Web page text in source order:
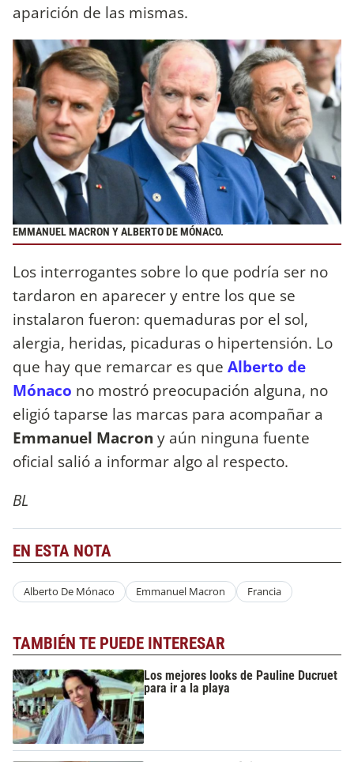
aparición de las mismas.
EMMANUEL MACRON Y ALBERTO DE MÓNACO.
Los interrogantes sobre lo que podría ser no
tardaron en aparecer y entre los que se
instalaron fueron: quemaduras por el sol,
alergia, heridas, picaduras o hipertensión. Lo
que hay que remarcar es que Alberto de
Mónaco no mostró preocupación alguna, no
eligió taparse las marcas para acompañar a
Emmanuel Macron y aún ninguna fuente
oficial salió a informar algo al respecto.
BL
EN ESTA NOTA
Alberto De Mónaco Emmanuel Macron Francia
TAMBIÉN TE PUEDE INTERESAR
Los mejores looks de Pauline Ducruet
para ir a la playa